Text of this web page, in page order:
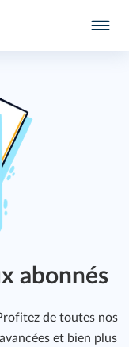
abonnés
de toutes nos
et bien plus